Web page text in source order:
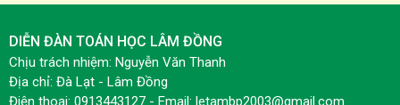
DIỄN ĐÀN TOÁN HỌC LÂM ĐỒNG
Chịu trách nhiệm: Nguyễn Văn Thanh
Địa chỉ: Đà Lạt - Lâm Đồng
Điện thoại: 0913443127 - Email: letambp2003@gmail.com